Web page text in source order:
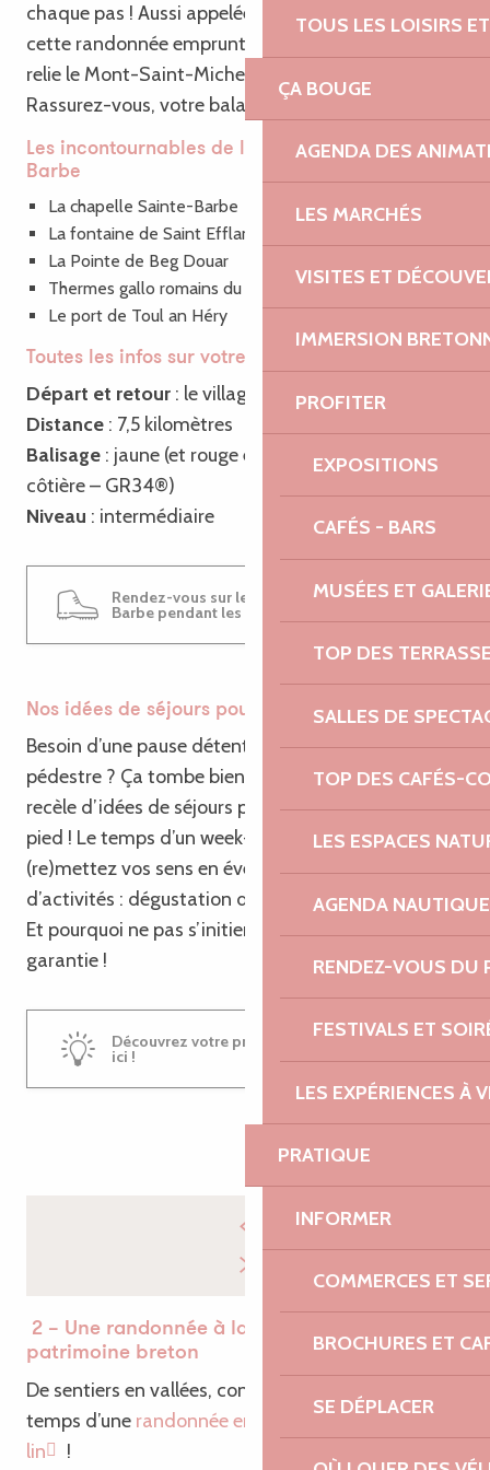
TOUS LES LOISIRS
ÇA BOUGE
AGENDA DES
LES MARCHÉS
VISITES ET
IMMERSION
PROFITER
EXPOSITIONS
CAFÉS - BARS
MUSÉES ET
TOP DES
SALLES DE
TOP DES CAFÉS-
LES ESPACES
AGENDA NAUTIQUE
RENDEZ-VOUS DU
FESTIVALS ET
LES EXPÉRIENCES À
PRATIQUE
INFORMER
COMMERCES ET
BROCHURES ET
SE DÉPLACER
chaque pas ! Aussi appelée le sentier des Douaniers,
cette randonnée emprunte une partie du GR34, qui
relie le Mont-Saint-Michel à Saint-Nazaire.
Rassurez-vous, votre balade est bien plus courte !
Les incontournables de la randonnée de Sainte
Barbe
La chapelle Sainte-Barbe
La fontaine de Saint Efflam
La Pointe de Beg Douar
Thermes gallo romains du Hogolo
Le port de Toul an Héry
Toutes les infos sur votre rando
Départ et retour : le village de Plestin-les-Grèves
Distance : 7,5 kilomètres
Balisage : jaune (et rouge et blanc sur la partie
côtière – GR34®)
Niveau : intermédiaire
Rendez-vous sur les sentiers de Sainte-
Barbe pendant les vacances !
Nos idées de séjours pour prolonger la balade
Besoin d’une pause détente après votre randonnée
pédestre ? Ça tombe bien, la Côte de Granit Rose
recèle d’idées de séjours pour vous remettre sur
pied ! Le temps d’un week-end bien-être,
(re)mettez vos sens en éveil au gré d’une multitude
d’activités : dégustation d’huître, session jacuzzi…
Et pourquoi ne pas s’initier au golf ? Relaxation
garantie !
Découvrez votre prochain séjour détente
ici !
2 – Une randonnée à la découverte du
patrimoine breton
De sentiers en vallées, conjuguer nature et culture le
temps d’une randonnée en quête des 21 routoirs à
lin
!